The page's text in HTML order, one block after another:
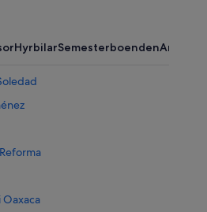
HyrbilarSemesterboendenAnnat